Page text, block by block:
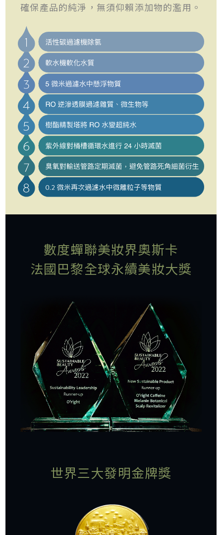
確保產品的純淨，無須仰賴添加物的濫用。
數度蟬聯美妝界奧斯卡
法國巴黎全球永續美妝大獎
世界三大發明金牌獎